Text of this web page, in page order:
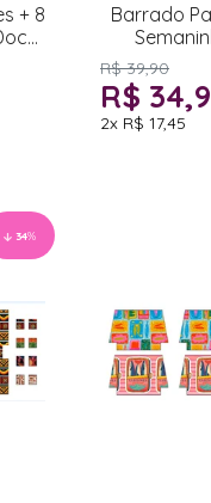
+ 8
Barrado
R$ 39,90
R$
2x R$ 17,45
34%